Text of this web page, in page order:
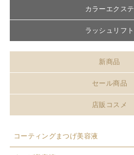
カラーエクステ
ラッシュリフト
新商品
セール商品
店販コスメ
コーティングまつげ美容液